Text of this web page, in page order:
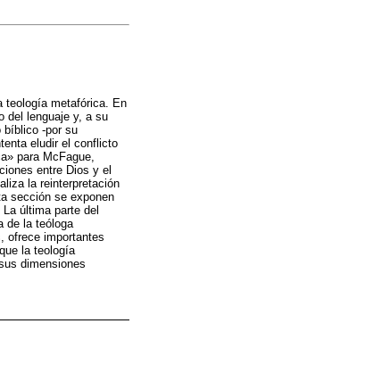
teología metafórica. En
del lenguaje y, a su
bíblico -por su
eludir el conflicto
para McFague,
entre Dios y el
la reinterpretación
sección se exponen
última parte del
de la teóloga
ofrece importantes
la teología
dimensiones